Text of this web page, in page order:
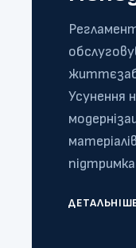
Усунення